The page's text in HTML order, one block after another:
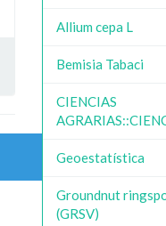
Allium cepa L
Bemisia Tabaci
CIENCIAS
Geoestatística
Groundnut
(GRSV)